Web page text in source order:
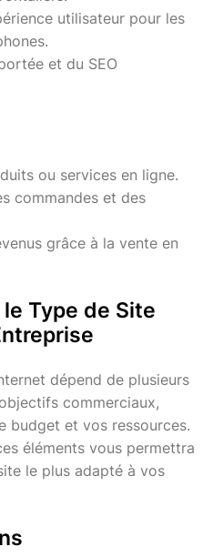
utilisateur pour les
et du SEO
ou services en ligne.
commandes et des
grâce à la vente en
Type de Site
dépend de plusieurs
commerciaux,
budget et vos ressources.
éléments vous permettra
le plus adapté à vos